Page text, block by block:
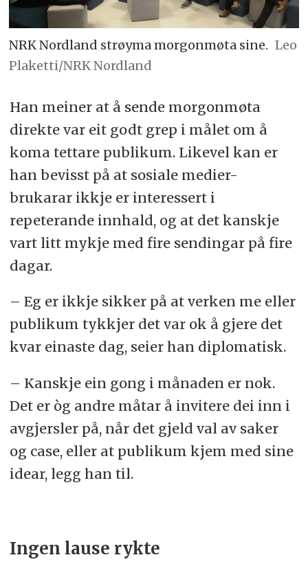
NRK Nordland strøyma morgonmøta sine. Leo
Plaketti/NRK Nordland
Han meiner at å sende morgonmøta
direkte var eit godt grep i målet om å
koma tettare publikum. Likevel kan er
han bevisst på at sosiale medier-
brukarar ikkje er interessert i
repeterande innhald, og at det kanskje
vart litt mykje med fire sendingar på fire
dagar.
– Eg er ikkje sikker på at verken me eller
publikum tykkjer det var ok å gjere det
kvar einaste dag, seier han diplomatisk.
– Kanskje ein gong i månaden er nok.
Det er òg andre måtar å invitere dei inn i
avgjersler på, når det gjeld val av saker
og case, eller at publikum kjem med sine
idear, legg han til.
Ingen lause rykte